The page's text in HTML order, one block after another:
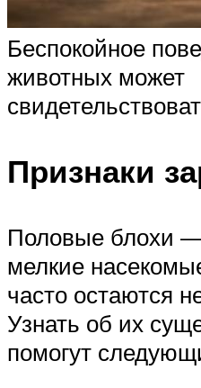
Беспокойное
животных может
Признаки
Половые блохи —
мелкие
часто остаются
Узнать об их
помогут